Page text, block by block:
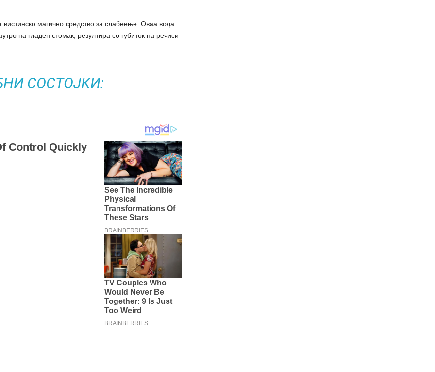
магично средство за слабеење. Оваа вода
на гладен стомак, резултира со губиток на речиси
СОСТОЈКИ: